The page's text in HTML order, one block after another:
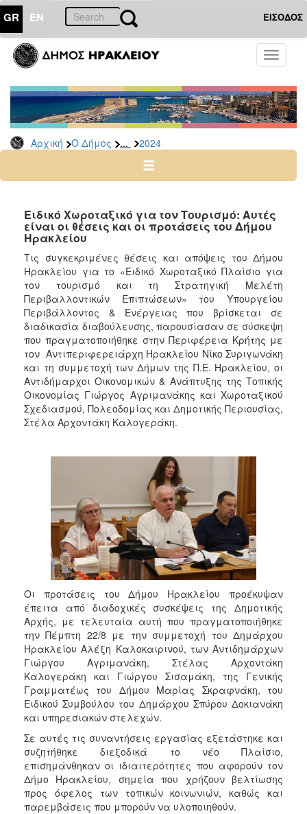
GR EN ΕΙΣΟΔΟΣ
Toggle
Αρχική Ο Δήμος ... 2024
ΔΗΜΟΣ
Δελτία
Τύπου
Αρχείο
2026
2024
2022
2021
2020
2019
2018
2017
2016
2015
2013
2012
2011
2010
ΠΟΛΙΤΙΣΜΟΣ
ΑΝΘΕΚΤΙΚΗ
ΠΟΛΗ
Ειδικό Χωροταξικό για τον Τουρισμό: Αυτές
είναι οι θέσεις και οι προτάσεις του Δήμου
Ηρακλείου
Τις συγκεκριμένες θέσεις και απόψεις του Δήμου
Ηρακλείου για το «Ειδικό Χωροταξικό Πλαίσιο για
τον τουρισμό και τη Στρατηγική Μελέτη
Περιβαλλοντικών Επιπτώσεων» του Υπουργείου
Περιβάλλοντος & Ενέργειας που βρίσκεται σε
διαδικασία διαβούλευσης, παρουσίασαν σε σύσκεψη
που πραγματοποιήθηκε στην Περιφέρεια Κρήτης με
τον Αντιπεριφερειάρχη Ηρακλείου Νίκο Συριγωνάκη
και τη συμμετοχή των Δήμων της Π.Ε. Ηρακλείου, οι
Αντιδήμαρχοι Οικονομικών & Ανάπτυξης της Τοπικής
Οικονομίας Γιώργος Αγριμανάκης και Χωροταξικού
Σχεδιασμού, Πολεοδομίας και Δημοτικής Περιουσίας,
Στέλα Αρχοντάκη Καλογεράκη.
Οι προτάσεις του Δήμου Ηρακλείου προέκυψαν
έπειτα από διαδοχικές συσκέψεις της Δημοτικής
Αρχής, με τελευταία αυτή που πραγματοποιήθηκε
την Πέμπτη 22/8 με την συμμετοχή του Δημάρχου
Ηρακλείου Αλέξη Καλοκαιρινού, των Αντιδημάρχων
Γιώργου Αγριμανάκη, Στέλας Αρχοντάκη
Καλογεράκη και Γιώργου Σισαμάκη, της Γενικής
Γραμματέως του Δήμου Μαρίας Σκραφνάκη, του
Ειδικού Συμβούλου του Δημάρχου Σπύρου Δοκιανάκη
και υπηρεσιακών στελεχών.
Σε αυτές τις συναντήσεις εργασίας εξετάστηκε και
συζητήθηκε διεξοδικά το νέο Πλαίσιο,
επισημάνθηκαν οι ιδιαιτερότητες που αφορούν τον
Δήμο Ηρακλείου, σημεία που χρήζουν βελτίωσης
προς όφελος των τοπικών κοινωνιών, καθώς και
παρεμβάσεις που μπορούν να υλοποιηθούν.